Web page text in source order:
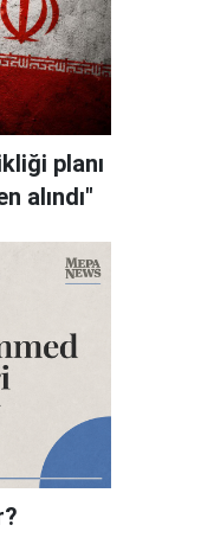
planı
alındı"